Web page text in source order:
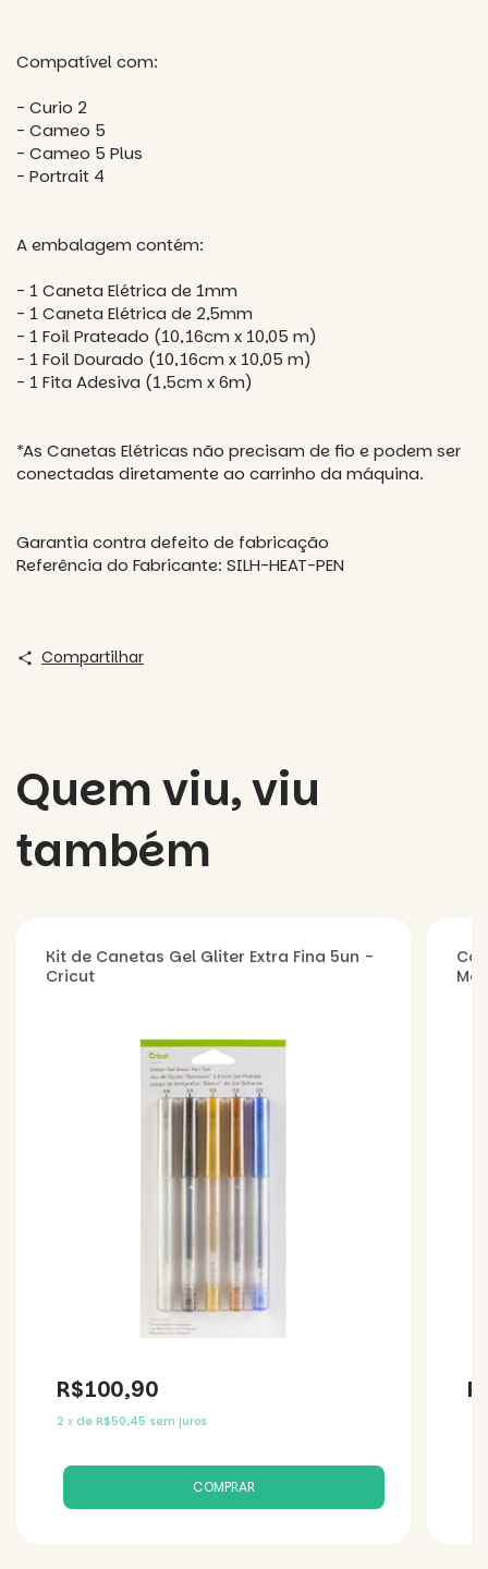
Compatível com:
- Curio 2
- Cameo 5
- Cameo 5 Plus
- Portrait 4
A embalagem contém:
- 1 Caneta Elétrica de 1mm
- 1 Caneta Elétrica de 2,5mm
- 1 Foil Prateado (10,16cm x 10,05 m)
- 1 Foil Dourado (10,16cm x 10,05 m)
- 1 Fita Adesiva (1,5cm x 6m)
*As Canetas Elétricas não precisam de fio e podem ser
conectadas diretamente ao carrinho da máquina.
Garantia contra defeito de fabricação
Referência do Fabricante: SILH-HEAT-PEN
Compartilhar
Quem viu, viu
também
Kit de Canetas Gel Gliter Extra Fina 5un -
Cricut
R$100,90
2 x de R$50,45 sem juros